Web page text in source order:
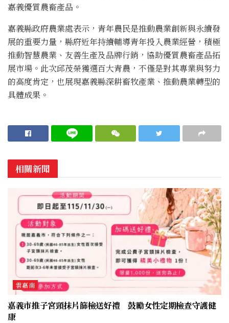
嘉義優質農畜產品。
嘉義縣政府農業處表示，青年農民是推動農業創新與永續發
展的重要力量，縣府近年持續輔導青年投入農業經營，積極
推動智慧農業、友善生產及品牌行銷，協助優質農畜產品拓
展市場。此次邱茂榮獲選百大青農，不僅是對其專業與努力
的高度肯定，也展現嘉義縣深耕畜牧產業、推動農業轉型的
具體成果。
相關新聞
雲嘉南
嘉義市推子宮頸抹片篩檢送好禮 鼓勵女性定期檢查守護健
康